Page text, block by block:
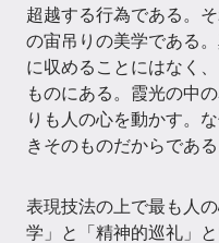
超越する行為である。
の宙吊りの美学である
に収めることにはなく
ものにある。霞光の中
りも人の心を動かす。
きそのものだからである
表現技法の上で最も人
学」と「精神的巡礼」